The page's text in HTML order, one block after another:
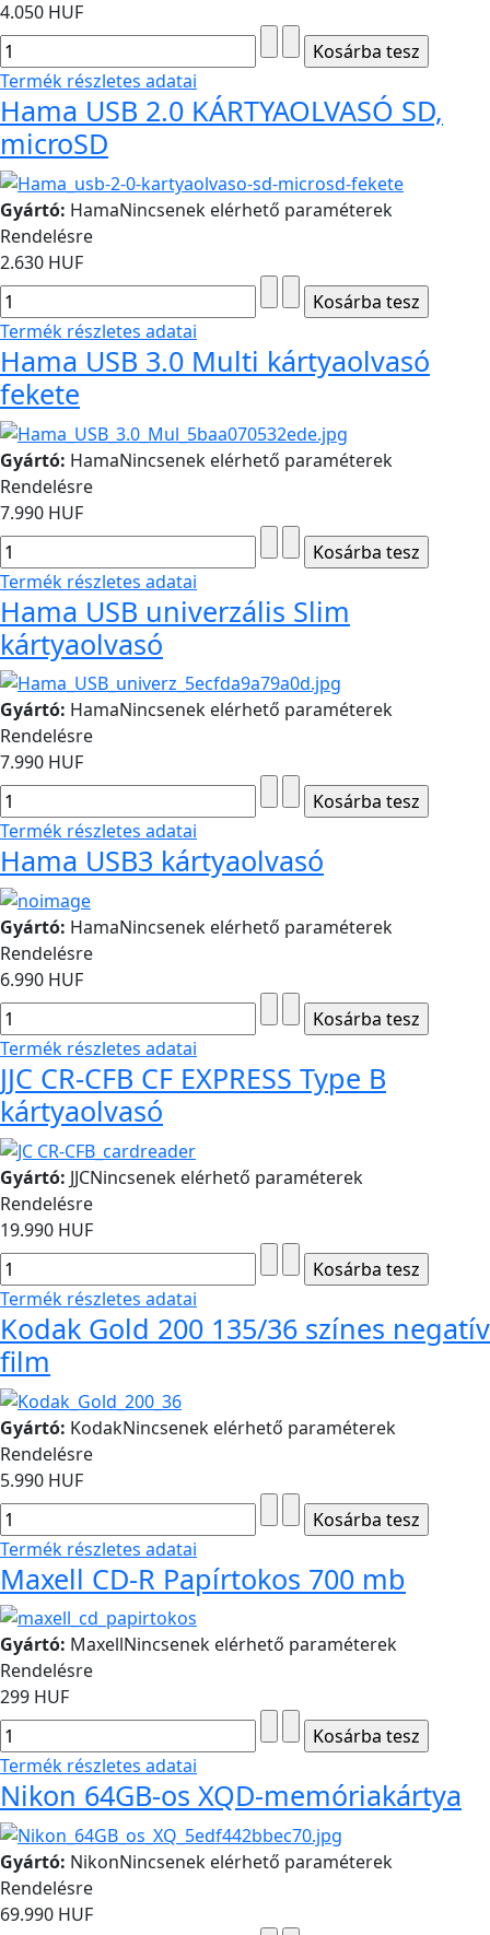
4.050 HUF
Termék részletes adatai
Hama USB 2.0 KÁRTYAOLVASÓ SD,
microSD
Gyártó: HamaNincsenek elérhető paraméterek
Rendelésre
2.630 HUF
Termék részletes adatai
Hama USB 3.0 Multi kártyaolvasó
fekete
Gyártó: HamaNincsenek elérhető paraméterek
Rendelésre
7.990 HUF
Termék részletes adatai
Hama USB univerzális Slim
kártyaolvasó
Gyártó: HamaNincsenek elérhető paraméterek
Rendelésre
7.990 HUF
Termék részletes adatai
Hama USB3 kártyaolvasó
Gyártó: HamaNincsenek elérhető paraméterek
Rendelésre
6.990 HUF
Termék részletes adatai
JJC CR-CFB CF EXPRESS Type B
kártyaolvasó
Gyártó: JJCNincsenek elérhető paraméterek
Rendelésre
19.990 HUF
Termék részletes adatai
Kodak Gold 200 135/36 színes negatív
film
Gyártó: KodakNincsenek elérhető paraméterek
Rendelésre
5.990 HUF
Termék részletes adatai
Maxell CD-R Papírtokos 700 mb
Gyártó: MaxellNincsenek elérhető paraméterek
Rendelésre
299 HUF
Termék részletes adatai
Nikon 64GB-os XQD-memóriakártya
Gyártó: NikonNincsenek elérhető paraméterek
Rendelésre
69.990 HUF